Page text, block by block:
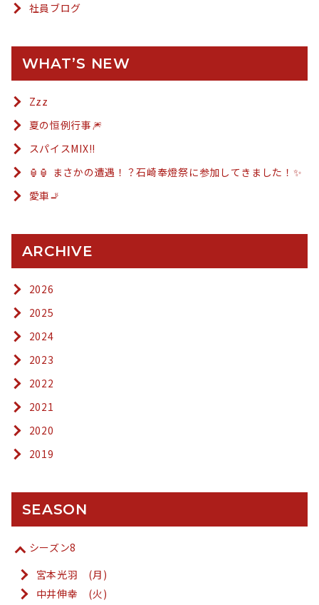
社員ブログ
WHAT’S NEW
Zzz
夏の恒例行事🎆
スパイスMIX!!
🏮🏮 まさかの遭遇！？石崎奉燈祭に参加してきました！✨
愛車🚬
ARCHIVE
2026
2025
2024
2023
2022
2021
2020
2019
SEASON
シーズン8
宮本光羽 (月)
中井伸幸 (火)